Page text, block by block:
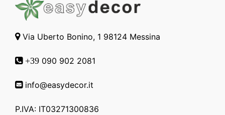
Via Uberto Bonino, 1 98124 Messina
+39 090 902 2081
info@easydecor.it
P.IVA: IT03271300836